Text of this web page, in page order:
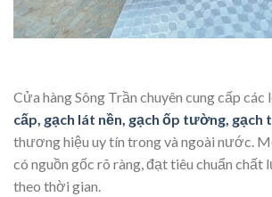
Cửa hàng Sông Trần chuyên cung cấp các
cấp, gạch lát nền, gạch ốp tường, gạch
thương hiệu uy tín trong và ngoài nước.
có nguồn gốc rõ ràng, đạt tiêu chuẩn chất
theo thời gian.